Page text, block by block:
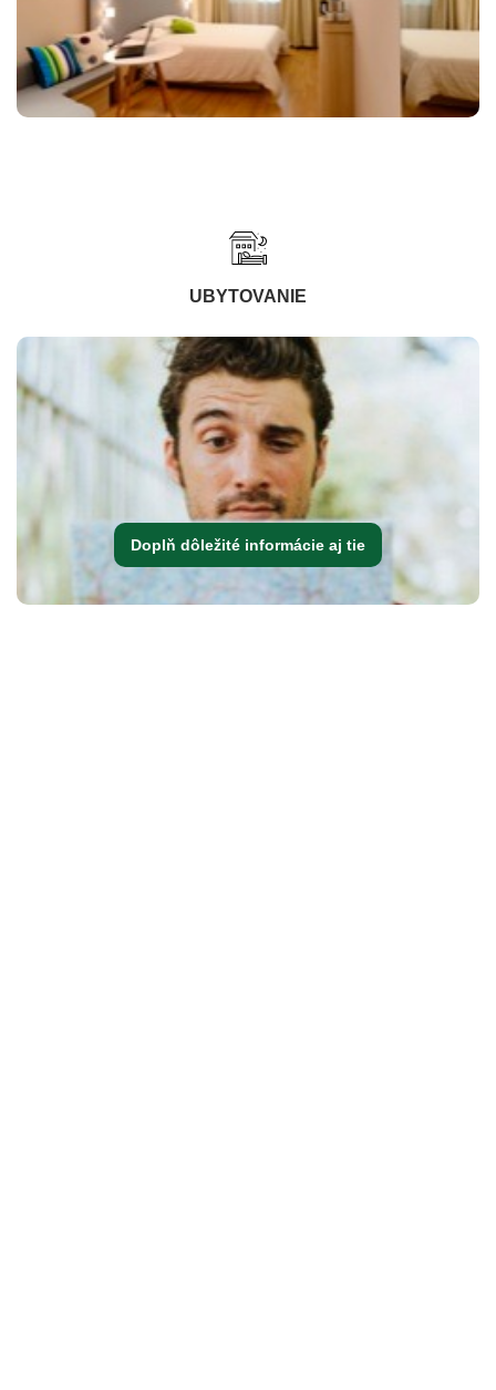
UBYTOVANIE
Doplň dôležité informácie aj tie